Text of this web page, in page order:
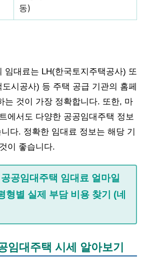
동)
임대료는 LH(한국토지주택공사) 또
시공사) 등 주택 공급 기관의 홈페
는 것이 가장 정확합니다. 또한, 마
에서도 다양한 공공임대주택 정보
다. 정확한 임대료 정보는 해당 기
이 좋습니다.
공임대주택 임대료 얼마일
형별 실제 부담 비용 찾기 (네
임대주택 시세 알아보기